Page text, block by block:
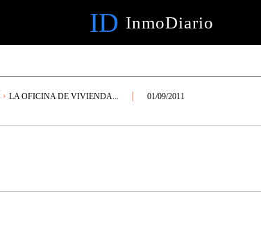
ID InmoDiario
LA OFICINA DE VIVIENDA... 01/09/2011